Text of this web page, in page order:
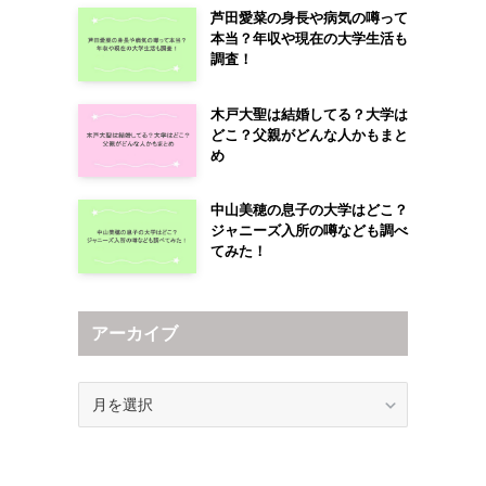
芦田愛菜の身長や病気の噂って
本当？年収や現在の大学生活も
調査！
木戸大聖は結婚してる？大学は
どこ？父親がどんな人かもまと
め
中山美穂の息子の大学はどこ？
ジャニーズ入所の噂なども調べ
てみた！
アーカイブ